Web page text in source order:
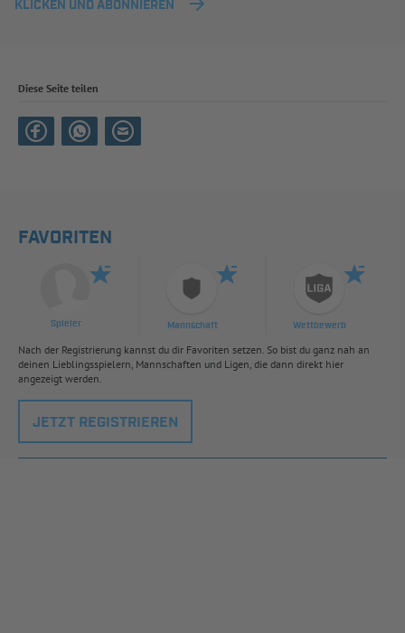
KLICKEN UND ABONNIEREN
Diese Seite teilen
FAVORITEN
Spieler Mannschaft Wettbewerb
Nach der Registrierung kannst du dir Favoriten setzen. So bist du ganz nah an
deinen Lieblingsspielern, Mannschaften und Ligen, die dann direkt hier
angezeigt werden.
JETZT REGISTRIEREN